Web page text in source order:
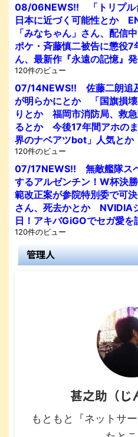
08/06NEWS!! 「トリプル
日本に近づく可能性とか
「みなちゃん」さん、配
ポケ・斉藤慎二被告に懲役
ん、最新作『永遠の記憶』
120件のビュー
07/14NEWS!! 佐藤二朗追
が明らかにとか 「国旗損壊
りとか 福岡市消防局、救
るとか 今後17年間アホの
界のナベアツbot」人気とか
120件のビュー
07/17NEWS!! 無敵艦隊ス
するアルゼンチン！W杯決
範改正案が参院特別委で可
さん、死去かとか NVIDIA
日！アキバGiGOでセガ愛を
120件のビュー
管理人
甚之助（じ
もともと『ネットサ